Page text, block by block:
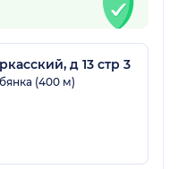
д 13 стр 3
(400 м)